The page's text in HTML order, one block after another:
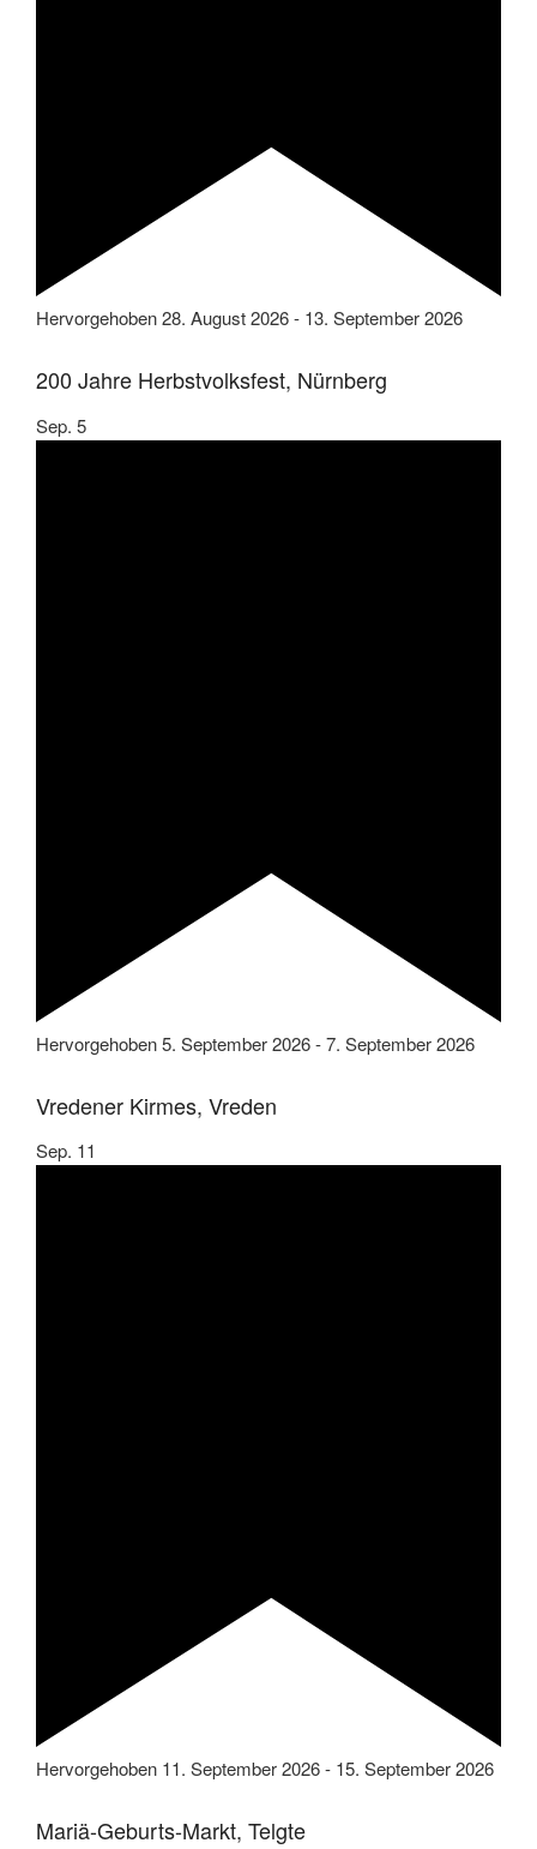
Hervorgehoben28. August 2026- 13. September 2026
200 Jahre Herbstvolksfest, Nürnberg
Sep. 5
Hervorgehoben5. September 2026-7. September 2026
Vredener Kirmes, Vreden
Sep. 11
Hervorgehoben 11. September 2026- 15. September 2026
Mariä-Geburts-Markt, Telgte